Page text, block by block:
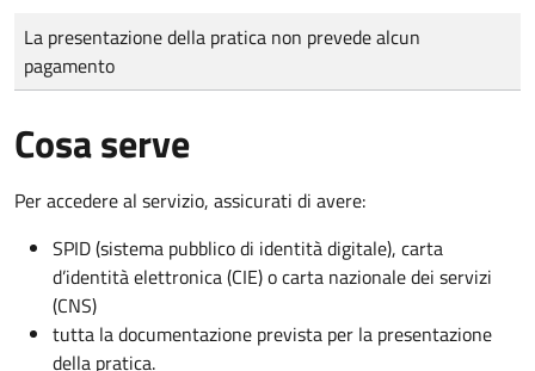
Tipo di pagamento
Importo
La presentazione della pratica non prevede alcun
pagamento
Cosa serve
Per accedere al servizio, assicurati di avere:
SPID (sistema pubblico di identità digitale), carta
d’identità elettronica (CIE) o carta nazionale dei servizi
(CNS)
tutta la documentazione prevista per la presentazione
della pratica.